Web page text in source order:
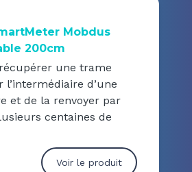
Mobdus
200cm
une trame
l’intermédiaire d’une
et de la renvoyer par
centaines de
Voir le produit